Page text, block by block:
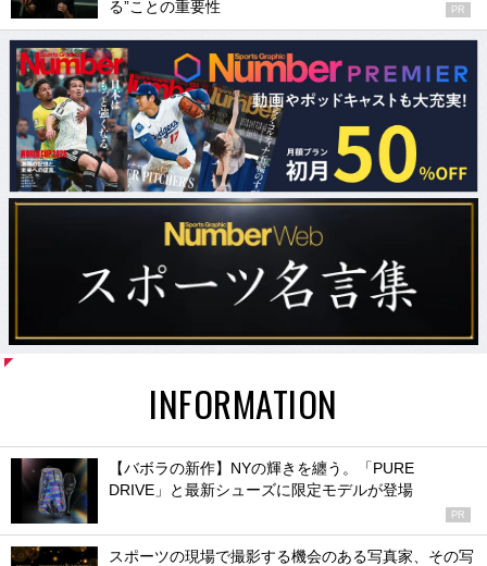
る”ことの重要性
PR
INFORMATION
【バボラの新作】NYの輝きを纏う。「PURE
DRIVE」と最新シューズに限定モデルが登場
PR
スポーツの現場で撮影する機会のある写真家、その写